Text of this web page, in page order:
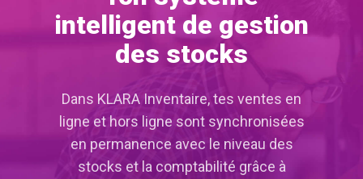
intelligent de gestion
des stocks
Dans KLARA Inventaire, tes ventes en
ligne et hors ligne sont synchronisées
en permanence avec le niveau des
stocks et la comptabilité grâce à